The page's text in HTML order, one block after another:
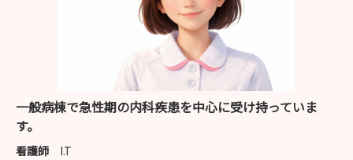
┊** スケジュール **┊
AM 若手看護師と病棟体験
バイタルチェック
検温・点滴準備・創処理
オペ出し・記録など
昼休憩は先輩看護師と昼食
一般病棟で急性期の内科疾患を中心に受け持っていま
す。
看護師 I.T